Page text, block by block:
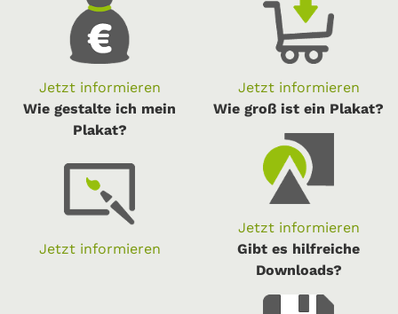
Jetzt informieren
Jetzt informieren
Wie gestalte ich mein
Plakat?
Jetzt informieren
Wie groß ist ein Plakat?
Jetzt informieren
Gibt es hilfreiche
Downloads?